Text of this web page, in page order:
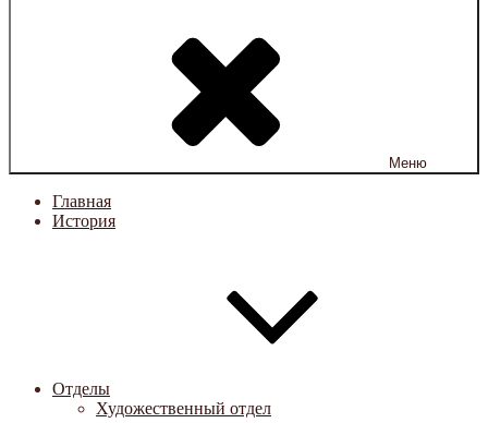
Меню
Главная
История
Отделы
Художественный отдел